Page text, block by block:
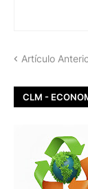
Artículo
CLM -